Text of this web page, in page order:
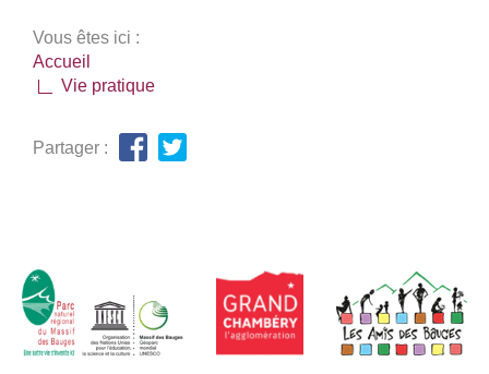
Vous êtes ici :
Accueil
Vie pratique
Partager :